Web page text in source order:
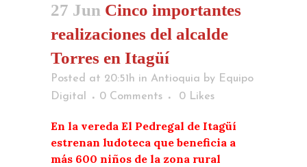
27 Jun Cinco importantes
realizaciones del alcalde
Torres en Itagüí
Posted at 20:51h in Antioquia by Equipo
Digital
0 Comments 0 Likes
En la vereda El Pedregal de Itagüí
estrenan ludoteca que beneficia a
más 600 niños de la zona rural